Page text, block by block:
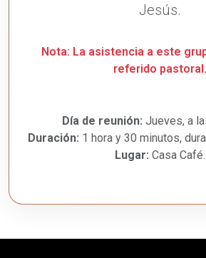
Jesús.
Nota: La asistencia a este
referido pastoral.
Día de reunión: Jueves, a
Duración: 1 hora y 30 minutos,
Lugar: Casa Café.